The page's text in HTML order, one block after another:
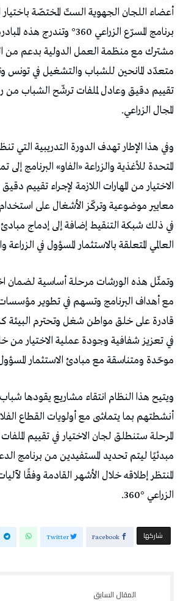
أعضاء اللجان الجهوية الستّ المختصّة
برنامج المسرّع الزراعي 360°
مشترك مع منظمة العمل الدولية بدعم من
متعدّد المانحين للشباب والتشغيل في تونس
تقييم دقيق وعادل لملفات ترشّح الشباب من
المجال الزراعي.
وفي هذا الإطار تهدف الدورة التدريبية التي
المتحدة للأغذية والزراعة «الفاو» البرنامج
الاختيار من المهارات اللازمة لإجراء تقييم
معايير موضوعية وتركّز الأشغال على
في ذلك شبكة التنقيط إضافة إلى إدماج مبادئ
العالمي المتعلقة بالاستثمار المسؤول في الزراعة
وتمثّل هذه الورشات مرحلة أساسية لضمان
مع أهداف البرنامج وتسهم في تطوير
قادرة على خلق مواطن شغل وتحترم البيئة
في تعزيز شفافية وجودة عملية الاختيار من
موحّدة ومتناسقة مع مبادئ الاستثمار
ويتيح هذا النظام انتقاء مشاريع يقودها
أنشطتهم بما يتماشى مع أولويات القطاع
المرحلة ستنطلق لجان الاختيار في تقييم
مبدئيًا ليتم تحديد المستفيدين من برنامج
المنتظر إطلاقه خلال الأشهر القادمة وفقًا
الزراعي °360.
‫‫ شاركها‬ Facebook
Twitter